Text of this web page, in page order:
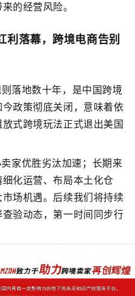
的经营风险。
利落幕，跨境电商告别
落地数十年，是中国跨境
政策彻底关闭，意味着依
式跨境玩法正式退出美国
家优胜劣汰加速；长期来
化运营、布局本土化仓
场机遇。后续我们将持续
验动态，第一时间同步行